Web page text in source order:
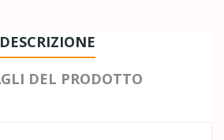
DESCRIZIONE
DEL PRODOTTO